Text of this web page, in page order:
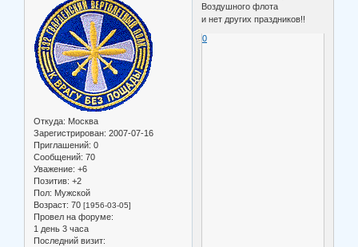
Откуда: Москва
Зарегистрирован: 2007-07-16
Приглашений: 0
Сообщений: 70
Уважение: +6
Позитив: +2
Пол: Мужской
Возраст: 70 [1956-03-05]
Провел на форуме:
1 день 3 часа
Последний визит:
Воздушного флота
и нет других праздников!!
0